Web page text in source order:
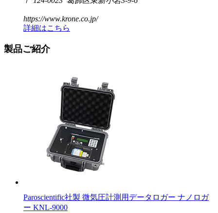
https://www.krone.co.jp/
詳細はこちら
製品ご紹介
Paroscientific社製 微気圧計測用データロガー ナノロガ
ー KNL-9000